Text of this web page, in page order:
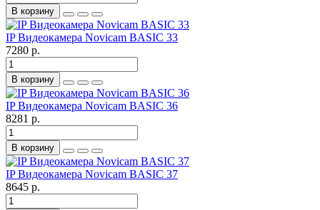
В корзину
IP Видеокамера Novicam BASIC 33
7280 р.
В корзину
IP Видеокамера Novicam BASIC 36
8281 р.
В корзину
IP Видеокамера Novicam BASIC 37
8645 р.